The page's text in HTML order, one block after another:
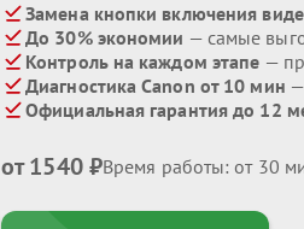
Замена кнопки включения
До 30% экономии — самые
Контроль на каждом этапе —
Диагностика Canon от 10 мин
Официальная гарантия до 12
от 1540 ₽Время работы: от 30